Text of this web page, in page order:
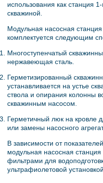
использования как станция
скважиной.
Модульная насосная
комплектуется следующим
Многоступенчатый
нержавеющая сталь.
Герметизированный
устанавливается на устье
ствола и опирания колонны
скважинным насосом.
Герметичный люк на кровле
или замены насосного
В зависимости от
модульная насосная
фильтрами для
ультрафиолетовой установкой.